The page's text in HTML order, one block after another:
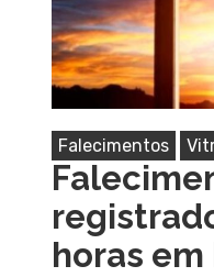
Falecimentos
horas em